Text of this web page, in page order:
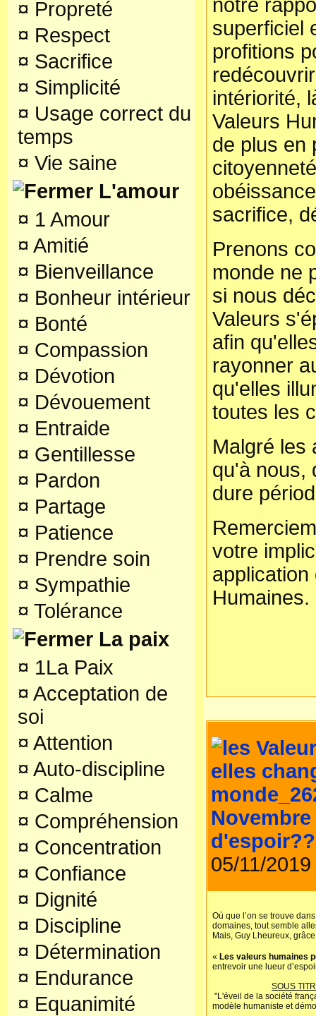
¤ Propreté
¤ Respect
¤ Sacrifice
¤ Simplicité
¤ Usage correct du
temps
¤ Vie saine
L'amour
¤ 1 Amour
¤ Amitié
¤ Bienveillance
¤ Bonheur intérieur
¤ Bonté
¤ Compassion
¤ Dévotion
¤ Dévouement
¤ Entraide
¤ Gentillesse
¤ Pardon
¤ Partage
¤ Patience
¤ Prendre soin
¤ Sympathie
¤ Tolérance
La paix
¤ 1La Paix
¤ Acceptation de
soi
¤ Attention
¤ Auto-discipline
¤ Calme
¤ Compréhension
¤ Concentration
¤ Confiance
¤ Dignité
¤ Discipline
¤ Détermination
¤ Endurance
¤ Equanimité
notre
superficiel
profitions
intériorité,
Valeurs
de plus en
sacrifice,
Prenons
monde ne
si nous
Valeurs
afin
rayonner
qu'elles
toutes les
Malgré les
qu'à nous,
dure
votre
application
Humaines.
d'espoir??
05/11/
Où que l’on se trouve
domaines, tout semble
Mais, Guy Lheureux,
« Les valeurs humaines
entrevoir une lueur
SOUS
"L'éveil de la société
modèle humaniste et